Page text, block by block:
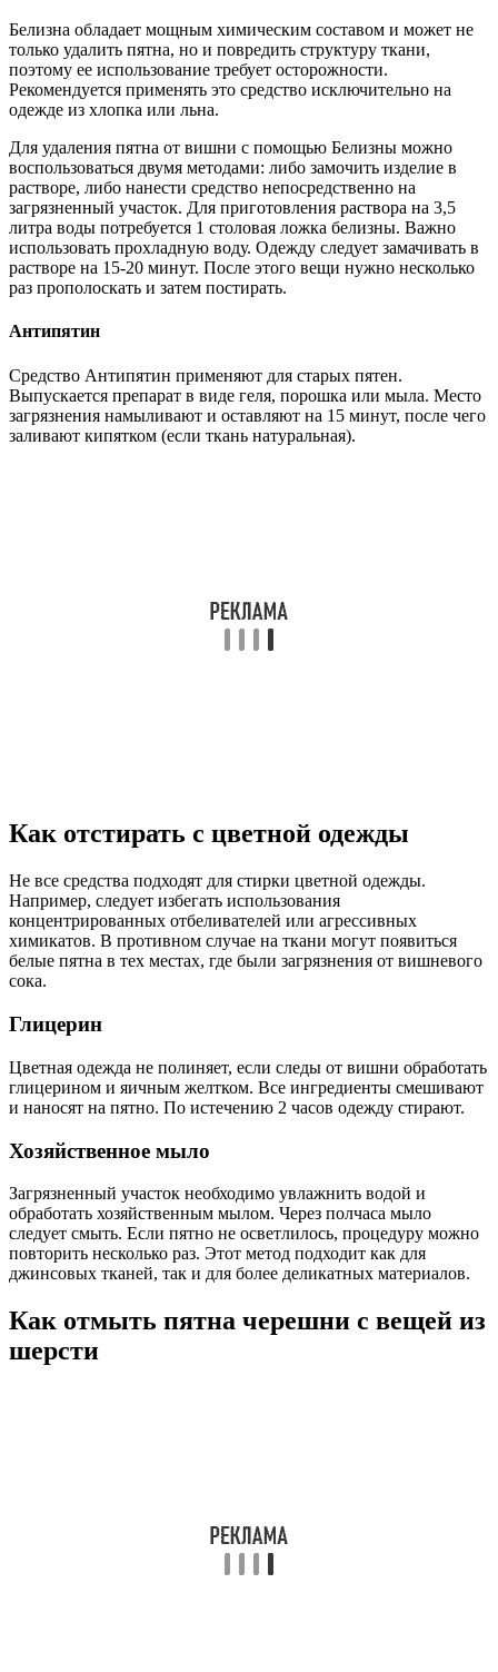
Белизна обладает мощным химическим составом и может не
только удалить пятна, но и повредить структуру ткани,
поэтому ее использование требует осторожности.
Рекомендуется применять это средство исключительно на
одежде из хлопка или льна.
Для удаления пятна от вишни с помощью Белизны можно
воспользоваться двумя методами: либо замочить изделие в
растворе, либо нанести средство непосредственно на
загрязненный участок. Для приготовления раствора на 3,5
литра воды потребуется 1 столовая ложка белизны. Важно
использовать прохладную воду. Одежду следует замачивать в
растворе на 15-20 минут. После этого вещи нужно несколько
раз прополоскать и затем постирать.
Антипятин
Средство Антипятин применяют для старых пятен.
Выпускается препарат в виде геля, порошка или мыла. Место
загрязнения намыливают и оставляют на 15 минут, после чего
заливают кипятком (если ткань натуральная).
Как отстирать с цветной одежды
Не все средства подходят для стирки цветной одежды.
Например, следует избегать использования
концентрированных отбеливателей или агрессивных
химикатов. В противном случае на ткани могут появиться
белые пятна в тех местах, где были загрязнения от вишневого
сока.
Глицерин
Цветная одежда не полиняет, если следы от вишни обработать
глицерином и яичным желтком. Все ингредиенты смешивают
и наносят на пятно. По истечению 2 часов одежду стирают.
Хозяйственное мыло
Загрязненный участок необходимо увлажнить водой и
обработать хозяйственным мылом. Через полчаса мыло
следует смыть. Если пятно не осветлилось, процедуру можно
повторить несколько раз. Этот метод подходит как для
джинсовых тканей, так и для более деликатных материалов.
Как отмыть пятна черешни с вещей из
шерсти